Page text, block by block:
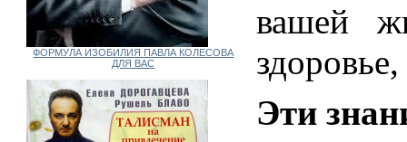
ФОРМУЛА ИЗОБИЛИЯ ПАВЛА КОЛЕСОВА
ДЛЯ ВАС
вашей
Эти